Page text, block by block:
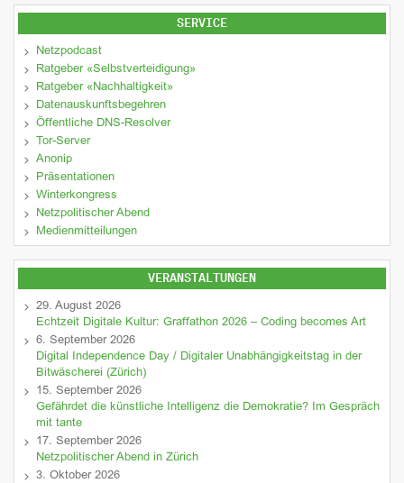
SERVICE
Netzpodcast
Ratgeber «Selbstverteidigung»
Ratgeber «Nachhaltigkeit»
Datenauskunftsbegehren
Öffentliche DNS-Resolver
Tor-Server
Anonip
Präsentationen
Winterkongress
Netzpolitischer Abend
Medienmitteilungen
VERANSTALTUNGEN
29. August 2026
Echtzeit Digitale Kultur: Graffathon 2026 – Coding becomes Art
6. September 2026
Digital Independence Day / Digitaler Unabhängigkeitstag in der
Bitwäscherei (Zürich)
15. September 2026
Gefährdet die künstliche Intelligenz die Demokratie? Im Gespräch
mit tante
17. September 2026
Netzpolitischer Abend in Zürich
3. Oktober 2026